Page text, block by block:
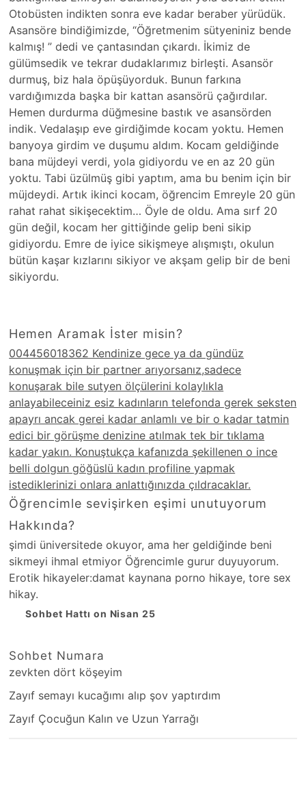
Hemen Aramak İster misin?
004456018362 Kendinize gece ya da gündüz
konuşmak için bir partner arıyorsanız,sadece
konuşarak bile sutyen ölçülerini kolaylıkla
anlayabileceiniz esiz kadınların telefonda gerek seksten
apayrı ancak gerei kadar anlamlı ve bir o kadar tatmin
edici bir görüşme denizine atılmak tek bir tıklama
kadar yakın. Konuştukça kafanızda şekillenen o ince
belli dolgun göğüslü kadın profiline yapmak
istediklerinizi onlara anlattığınızda çıldracaklar.
Öğrencimle sevişirken eşimi unutuyorum
Hakkında?
şimdi üniversitede okuyor, ama her geldiğinde beni
sikmeyi ihmal etmiyor Öğrencimle gurur duyuyorum.
Erotik hikayeler:damat kaynana porno hikaye, tore sex
hikay.
Sohbet Hattı on Nisan 25
Sohbet Numara
zevkten dört köşeyim
Zayıf semayı kucağımı alıp şov yaptırdım
Zayıf Çocuğun Kalın ve Uzun Yarrağı